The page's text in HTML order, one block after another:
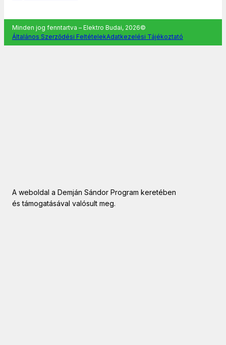
Minden jog fenntartva – Elektro Budai, 2026©
Általános Szerződési FeltételekAdatkezelési Tájékoztató
A weboldal a Demján Sándor Program keretében
és támogatásával valósult meg.